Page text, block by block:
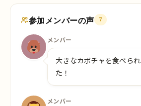
参加メンバーの声 7
メンバー
大きなカボチャを食べら
た！
メンバー